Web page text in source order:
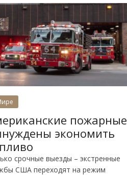
пожарные
экономить
срочные выезды – экстренные
США переходят на режим